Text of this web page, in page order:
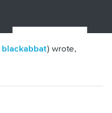
blackabbat) wrote,